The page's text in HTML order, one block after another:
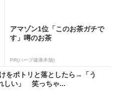
アマゾン1位「このお茶ガチで
す」噂のお茶
PR(ハーブ健康本舗)
をポトリと落としたら→「う
しい」 笑っちゃ...